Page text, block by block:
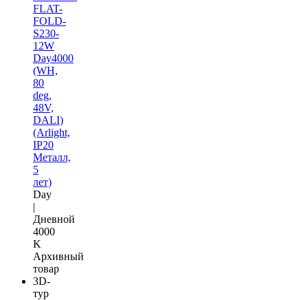
FLAT-
FOLD-
S230-
12W
Day4000
(WH,
80
deg,
48V,
DALI)
(Arlight,
IP20
Металл,
5
лет)
Day
|
Дневной
4000
K
Архивный
товар
3D-
тур